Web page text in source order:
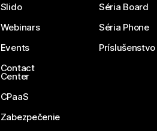
Slido
Webinars
Events
Contact
Center
CPaaS
Zabezpečenie
Séria Board
Séria Phone
Príslušenstvo